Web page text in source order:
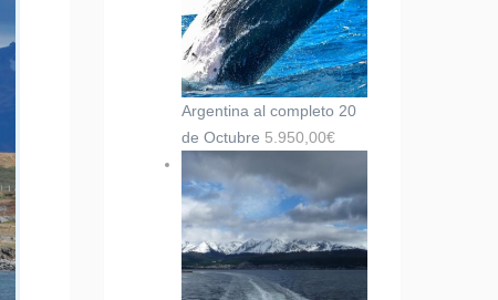
Argentina al completo 20
de Octubre 5.950,00€